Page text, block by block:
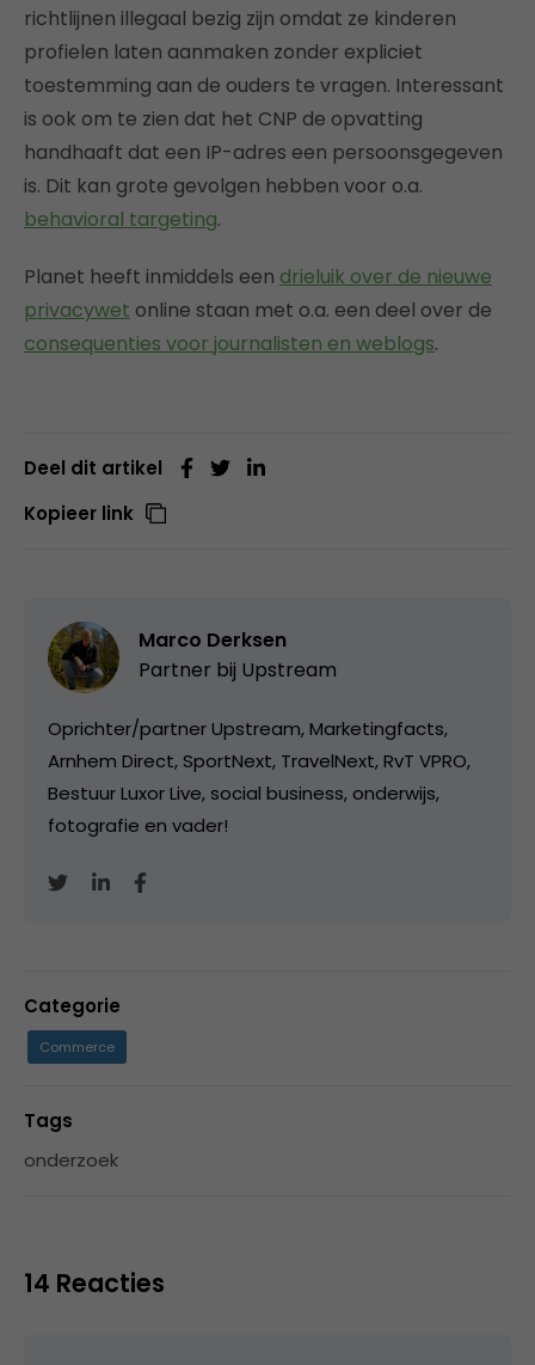
richtlijnen illegaal bezig zijn omdat ze kinderen
profielen laten aanmaken zonder expliciet
toestemming aan de ouders te vragen. Interessant
is ook om te zien dat het CNP de opvatting
handhaaft dat een IP-adres een persoonsgegeven
is. Dit kan grote gevolgen hebben voor o.a.
behavioral targeting.
Planet heeft inmiddels een drieluik over de nieuwe
privacywet online staan met o.a. een deel over de
consequenties voor journalisten en weblogs.
Deel dit artikel
Kopieer link
Marco Derksen
Partner bij Upstream
Oprichter/partner Upstream, Marketingfacts,
Arnhem Direct, SportNext, TravelNext, RvT VPRO,
Bestuur Luxor Live, social business, onderwijs,
fotografie en vader!
Categorie
Commerce
Tags
onderzoek
14 Reacties